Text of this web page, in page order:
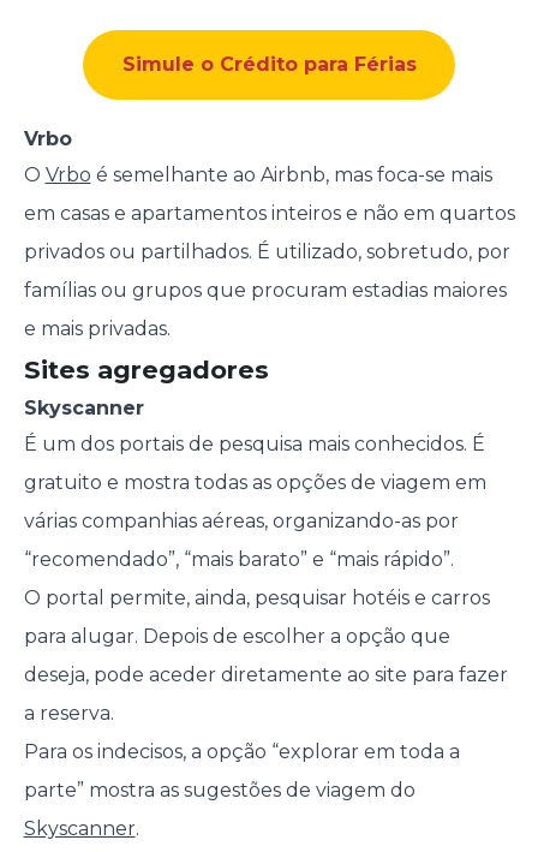
Simule o Crédito para Férias
Vrbo
O Vrbo é semelhante ao Airbnb, mas foca-se mais
em casas e apartamentos inteiros e não em quartos
privados ou partilhados. É utilizado, sobretudo, por
famílias ou grupos que procuram estadias maiores
e mais privadas.
Sites agregadores
Skyscanner
É um dos portais de pesquisa mais conhecidos. É
gratuito e mostra todas as opções de viagem em
várias companhias aéreas, organizando-as por
“recomendado”, “mais barato” e “mais rápido”.
O portal permite, ainda, pesquisar hotéis e carros
para alugar. Depois de escolher a opção que
deseja, pode aceder diretamente ao site para fazer
a reserva.
Para os indecisos, a opção “explorar em toda a
parte” mostra as sugestões de viagem do
Skyscanner.